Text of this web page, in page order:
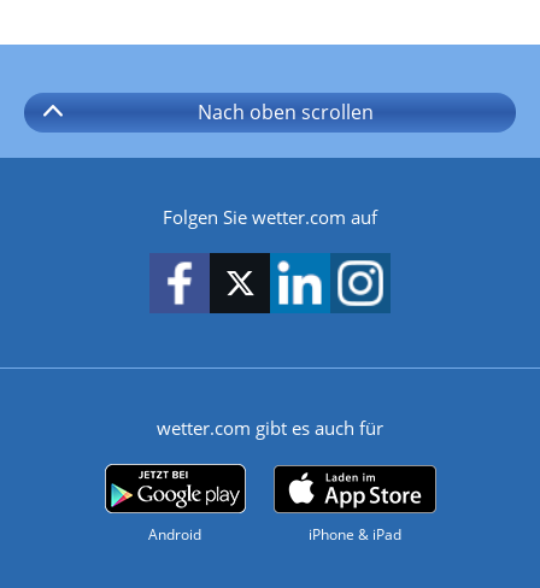
Nach oben scrollen
Folgen Sie wetter.com auf
wetter.com gibt es auch für
Android iPhone & iPad